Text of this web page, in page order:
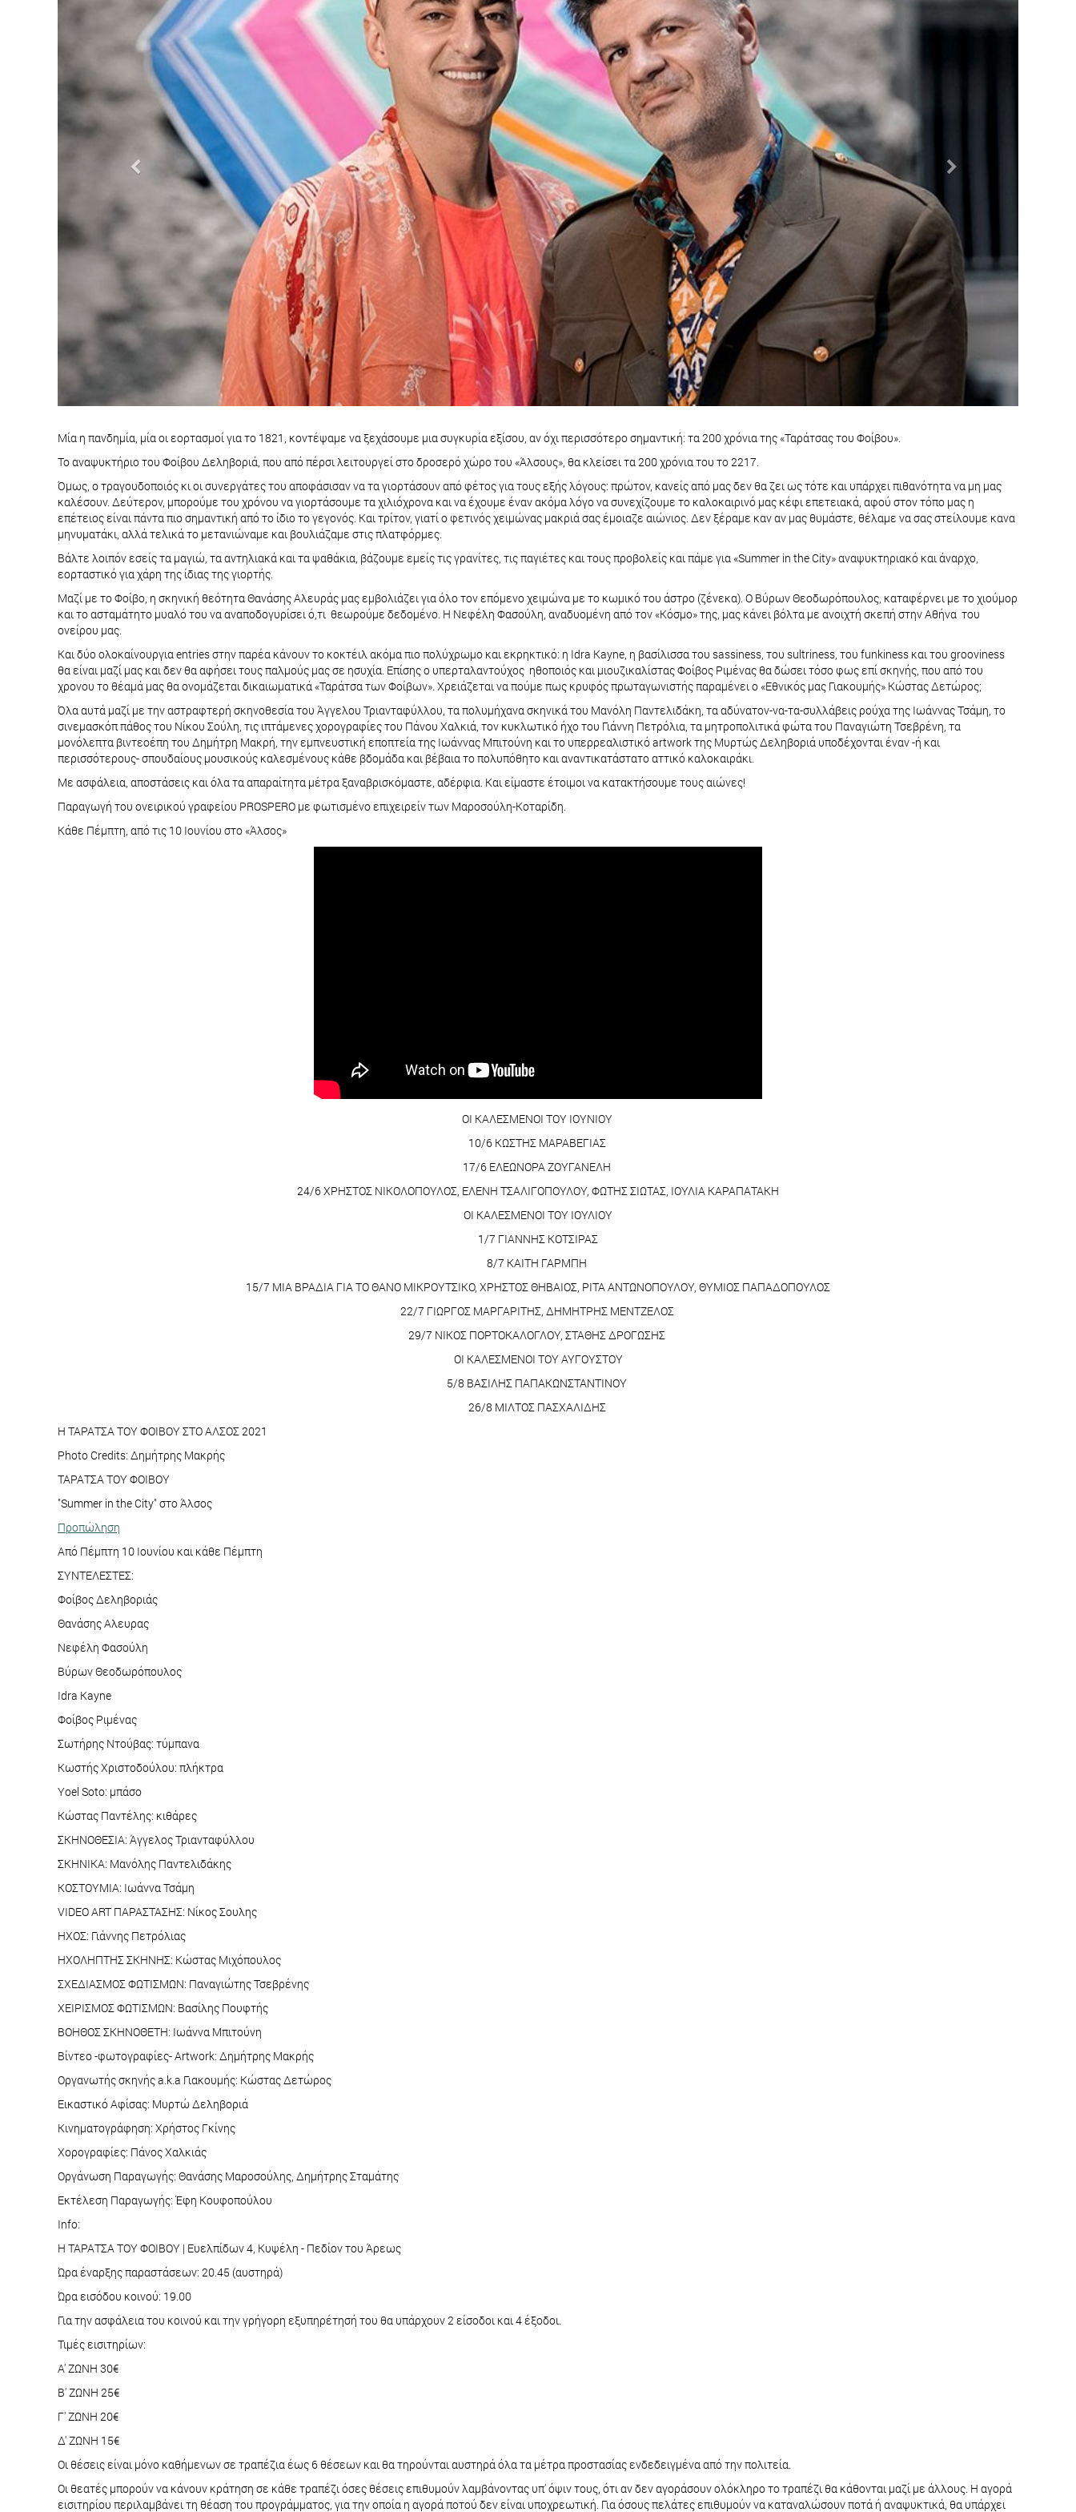
Μία η πανδημία, μία οι εορτασμοί για το 1821, κοντέψαμε να ξεχάσουμε μια συγκυρία εξίσου, αν όχι περισσότερο σημαντική: τα 200 χρόνια της «Ταράτσας του Φοίβου».
Το αναψυκτήριο του Φοίβου Δεληβοριά, που από πέρσι λειτουργεί στο δροσερό χώρο του «Άλσους», θα κλείσει τα 200 χρόνια του το 2217.
Όμως, ο τραγουδοποιός κι οι συνεργάτες του αποφάσισαν να τα γιορτάσουν από φέτος για τους εξής λόγους: πρώτον, κανείς από μας δεν θα ζει ως τότε και υπάρχει πιθανότητα να μη μας
καλέσουν. Δεύτερον, μπορούμε του χρόνου να γιορτάσουμε τα χιλιόχρονα και να έχουμε έναν ακόμα λόγο να συνεχίζουμε το καλοκαιρινό μας κέφι επετειακά, αφού στον τόπο μας η
επέτειος είναι πάντα πιο σημαντική από το ίδιο το γεγονός. Και τρίτον, γιατί ο φετινός χειμώνας μακριά σας έμοιαζε αιώνιος. Δεν ξέραμε καν αν μας θυμάστε, θέλαμε να σας στείλουμε κανα
μηνυματάκι, αλλά τελικά το μετανιώναμε και βουλιάζαμε στις πλατφόρμες.
Βάλτε λοιπόν εσείς τα μαγιώ, τα αντηλιακά και τα ψαθάκια, βάζουμε εμείς τις γρανίτες, τις παγιέτες και τους προβολείς και πάμε για «Summer in the City» αναψυκτηριακό και άναρχο,
εορταστικό για χάρη της ίδιας της γιορτής.
Μαζί με το Φοίβο, η σκηνική θεότητα Θανάσης Αλευράς μας εμβολιάζει για όλο τον επόμενο χειμώνα με το κωμικό του άστρο (ζένεκα). Ο Βύρων Θεοδωρόπουλος, καταφέρνει με το χιούμορ
και το ασταμάτητο μυαλό του να αναποδογυρίσει ό,τι θεωρούμε δεδομένο. Η Νεφέλη Φασούλη, αναδυομένη από τον «Κόσμο» της, μας κάνει βόλτα με ανοιχτή σκεπή στην Αθήνα του
ονείρου μας.
Και δύο ολοκαίνουργια entries στην παρέα κάνουν το κοκτέιλ ακόμα πιο πολύχρωμο και εκρηκτικό: η Idra Kayne, η βασίλισσα του sassiness, του sultriness, του funkiness και του grooviness
θα είναι μαζί μας και δεν θα αφήσει τους παλμούς μας σε ησυχία. Επίσης ο υπερταλαντούχος ηθοποιός και μιουζικαλίστας Φοίβος Ριμένας θα δώσει τόσο φως επί σκηνής, που από του
χρονου το θέαμά μας θα ονομάζεται δικαιωματικά «Ταράτσα των Φοίβων». Χρειάζεται να πούμε πως κρυφός πρωταγωνιστής παραμένει ο «Εθνικός μας Γιακουμής» Κώστας Δετώρος;
Όλα αυτά μαζί με την αστραφτερή σκηνοθεσία του Άγγελου Τριανταφύλλου, τα πολυμήχανα σκηνικά του Μανόλη Παντελιδάκη, τα αδύνατον-να-τα-συλλάβεις ρούχα της Ιωάννας Τσάμη, το
σινεμασκόπ πάθος του Νίκου Σούλη, τις ιπτάμενες χορογραφίες του Πάνου Χαλκιά, τον κυκλωτικό ήχο του Γιάννη Πετρόλια, τα μητροπολιτικά φώτα του Παναγιώτη Τσεβρένη, τα
μονόλεπτα βιντεοέπη του Δημήτρη Μακρή, την εμπνευστική εποπτεία της Ιωάννας Μπιτούνη και το υπερρεαλιστικό artwork της Μυρτώς Δεληβοριά υποδέχονται έναν -ή και
περισσότερους- σπουδαίους μουσικούς καλεσμένους κάθε βδομάδα και βέβαια το πολυπόθητο και αναντικατάστατο αττικό καλοκαιράκι.
Με ασφάλεια, αποστάσεις και όλα τα απαραίτητα μέτρα ξαναβρισκόμαστε, αδέρφια. Και είμαστε έτοιμοι να κατακτήσουμε τους αιώνες!
Παραγωγή του ονειρικού γραφείου PROSPERO με φωτισμένο επιχειρείν των Μαροσούλη-Κοταρίδη.
Κάθε Πέμπτη, από τις 10 Ιουνίου στο «Άλσος»
ΟΙ ΚΑΛΕΣΜΕΝΟΙ ΤΟΥ ΙΟΥΝΙΟΥ
10/6 ΚΩΣΤΗΣ ΜΑΡΑΒΕΓΙΑΣ
17/6 ΕΛΕΩΝΟΡΑ ΖΟΥΓΑΝΕΛΗ
24/6 ΧΡΗΣΤΟΣ ΝΙΚΟΛΟΠΟΥΛΟΣ, ΕΛΕΝΗ ΤΣΑΛΙΓΟΠΟΥΛΟΥ, ΦΩΤΗΣ ΣΙΩΤΑΣ, ΙΟΥΛΙΑ ΚΑΡΑΠΑΤΑΚΗ
ΟΙ ΚΑΛΕΣΜΕΝΟΙ ΤΟΥ ΙΟΥΛΙΟΥ
1/7 ΓΙΑΝΝΗΣ ΚΟΤΣΙΡΑΣ
8/7 ΚΑΙΤΗ ΓΑΡΜΠΗ
15/7 ΜΙΑ ΒΡΑΔΙΑ ΓΙΑ ΤΟ ΘΑΝΟ ΜΙΚΡΟΥΤΣΙΚΟ, ΧΡΗΣΤΟΣ ΘΗΒΑΙΟΣ, ΡΙΤΑ ΑΝΤΩΝΟΠΟΥΛΟΥ, ΘΥΜΙΟΣ ΠΑΠΑΔΟΠΟΥΛΟΣ
22/7 ΓΙΩΡΓΟΣ ΜΑΡΓΑΡΙΤΗΣ, ΔΗΜΗΤΡΗΣ ΜΕΝΤΖΕΛΟΣ
29/7 ΝΙΚΟΣ ΠΟΡΤΟΚΑΛΟΓΛΟΥ, ΣΤΑΘΗΣ ΔΡΟΓΩΣΗΣ
ΟΙ ΚΑΛΕΣΜΕΝΟΙ ΤΟΥ ΑΥΓΟΥΣΤΟΥ
5/8 ΒΑΣΙΛΗΣ ΠΑΠΑΚΩΝΣΤΑΝΤΙΝΟΥ
26/8 ΜΙΛΤΟΣ ΠΑΣΧΑΛΙΔΗΣ
Η ΤΑΡΑΤΣΑ ΤΟΥ ΦΟΙΒΟΥ ΣΤΟ ΑΛΣΟΣ 2021
Photo Credits: Δημήτρης Μακρής
ΤΑΡΑΤΣΑ ΤΟΥ ΦΟΙΒΟΥ
"Summer in the City" στο Άλσος
Προπώληση
Από Πέμπτη 10 Ιουνίου και κάθε Πέμπτη
ΣΥΝΤΕΛΕΣΤΕΣ:
Φοίβος Δεληβοριάς
Θανάσης Αλευρας
Νεφέλη Φασούλη
Βύρων Θεοδωρόπουλος
Idra Kayne
Φοίβος Ριμένας
Σωτήρης Ντούβας: τύμπανα
Κωστής Χριστοδούλου: πλήκτρα
Yoel Soto: μπάσο
Κώστας Παντέλης: κιθάρες
ΣΚΗΝΟΘΕΣΙΑ: Άγγελος Τριανταφύλλου
ΣΚΗΝΙΚΑ: Μανόλης Παντελιδάκης
ΚΟΣΤΟΥΜΙΑ: Ιωάννα Τσάμη
VIDEO ART ΠΑΡΑΣΤΑΣΗΣ: Νίκος Σουλης
ΗΧΟΣ: Γιάννης Πετρόλιας
ΗΧΟΛΗΠΤΗΣ ΣΚΗΝΗΣ: Κώστας Μιχόπουλος
ΣΧΕΔΙΑΣΜΟΣ ΦΩΤΙΣΜΩΝ: Παναγιώτης Τσεβρένης
ΧΕΙΡΙΣΜΟΣ ΦΩΤΙΣΜΩΝ: Βασίλης Πουφτής
ΒΟΗΘΟΣ ΣΚΗΝΟΘΕΤΗ: Ιωάννα Μπιτούνη
Βίντεο -φωτογραφίες- Artwork: Δημήτρης Μακρής
Οργανωτής σκηνής a.k.a Γιακουμής: Κώστας Δετώρος
Εικαστικό Αφίσας: Μυρτώ Δεληβοριά
Κινηματογράφηση: Χρήστος Γκίνης
Χορογραφίες: Πάνος Χαλκιάς
Οργάνωση Παραγωγής: Θανάσης Μαροσούλης, Δημήτρης Σταμάτης
Εκτέλεση Παραγωγής: Έφη Κουφοπούλου
Info:
Η ΤΑΡΑΤΣΑ ΤΟΥ ΦΟΙΒΟΥ | Ευελπίδων 4, Κυψέλη - Πεδίον του Άρεως
Ώρα έναρξης παραστάσεων: 20.45 (αυστηρά)
Ώρα εισόδου κοινού: 19.00
Για την ασφάλεια του κοινού και την γρήγορη εξυπηρέτησή του θα υπάρχουν 2 είσοδοι και 4 έξοδοι.
Τιμές εισιτηρίων:
Α' ΖΩΝΗ 30€
Β' ΖΩΝΗ 25€
Γ' ΖΩΝΗ 20€
Δ' ΖΩΝΗ 15€
Οι θέσεις είναι μόνο καθήμενων σε τραπέζια έως 6 θέσεων και θα τηρούνται αυστηρά όλα τα μέτρα προστασίας ενδεδειγμένα από την πολιτεία.
Οι θεατές μπορούν να κάνουν κράτηση σε κάθε τραπέζι όσες θέσεις επιθυμούν λαμβάνοντας υπ' όψιν τους, ότι αν δεν αγοράσουν ολόκληρο το τραπέζι θα κάθονται μαζί με άλλους. Η αγορά
εισιτηρίου περιλαμβάνει τη θέαση του προγράμματος, για την οποία η αγορά ποτού δεν είναι υποχρεωτική. Για όσους πελάτες επιθυμούν να καταναλώσουν ποτά ή αναψυκτικά, θα υπάρχει